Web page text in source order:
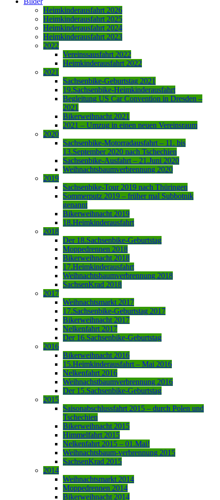
Heimkinderausfahrt 2026
Heimkinderausfahrt 2025
Heimkinderausfahrt 2024
Heimkinderausfahrt 2023
2022
Vereinssausfahrt 2022
Heimkinderausfahrt 2022
2021
Sachsenbike-Geburtstag 2021
19.Sachsenbike-Heimkinderausfahrt
Begleitung US Car Convention in Dresden –
2021
Bikerweihnacht 2021
2021 – Umzug in einen neuen Vereinsraum
2020
Sachsenbike-Motorradausfahrt – 11. bis
13.September 2020 nach Tschechien
Sachsenbike-Ausfahrt – 21.Juni 2020
Weihnachtsbaumverbrennung 2020
2019
Sachsenbike-Tour 2019 nach Thüringen
Sommerputz 2019 – früher mal Subbotnik
genannt
Bikerweihnacht 2019
18.Heimkinderausfahrt
2018
Der 18.Sachsenbike-Geburtstag
Moppedrennen 2018
Bikerweihnacht 2018
17.Heimkinderausfahrt
Weihnachtsbaumverbrennung 2018
SachsenKrad 2018
2017
Weihnachtsmarkt 2017
17.Sachsenbike-Geburtstag 2017
Bikerweihnacht 2017
Nelkenfahrt 2017
Der 16.Sachsenbike-Geburtstag
2016
Bikerweihnacht 2016
15.Heimkinderausfahrt – Mai 2016
Nelkenfahrt 2016
Weihnachstbaumverbrennung 2016
Der 15.Sachsenbike-Geburtstag
2015
Saisonabschlussfahrt 2015 – durch Polen und
Tschechien
Bikerweihnacht 2015
Himmelfahrt 2015
Nelkenfahrt 2015 – 01.Mai!
Weihnachtsbaum-verbrennung 2015
SachsenKrad 2015
2014
Weihnachtsmarkt 2014
Moppedrennen 2014
Bikerweihnacht 2014